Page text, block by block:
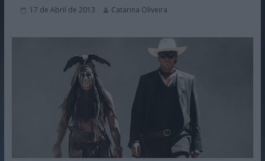
17 de Abril de 2013 Catarina Oliveira